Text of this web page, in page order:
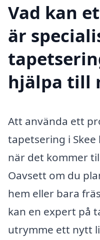
Vad kan
är
hjälpa till
Att använda ett
tapetsering i
när det kommer
Oavsett om du
hem eller bara
kan en expert på
utrymme ett nytt